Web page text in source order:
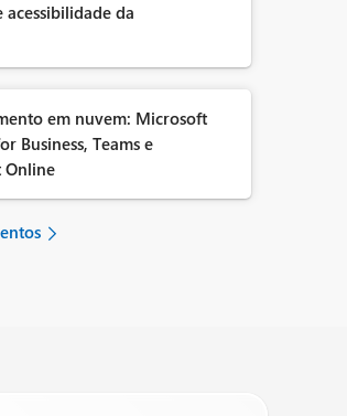
acessibilidade da
em nuvem: Microsoft
Business, Teams e
Online